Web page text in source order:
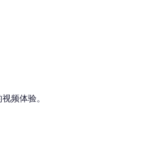
频体验。